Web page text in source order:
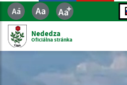
Nededza
Oficiálna stránka